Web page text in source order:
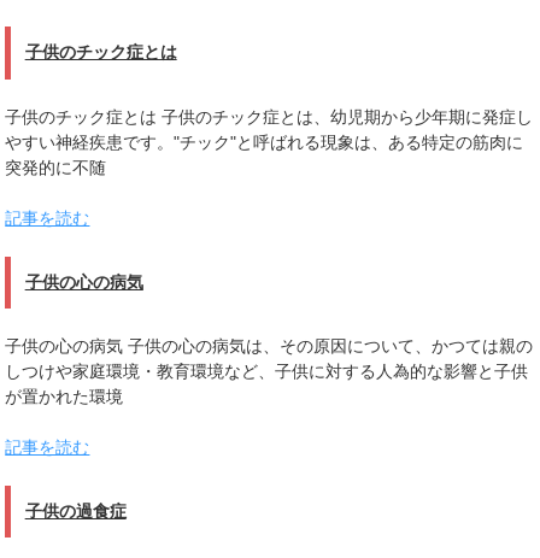
子供のチック症とは
子供のチック症とは 子供のチック症とは、幼児期から少年期に発症し
やすい神経疾患です。"チック"と呼ばれる現象は、ある特定の筋肉に
突発的に不随
記事を読む
子供の心の病気
子供の心の病気 子供の心の病気は、その原因について、かつては親の
しつけや家庭環境・教育環境など、子供に対する人為的な影響と子供
が置かれた環境
記事を読む
子供の過食症